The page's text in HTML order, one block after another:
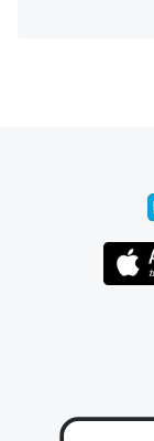
たいなのでネ